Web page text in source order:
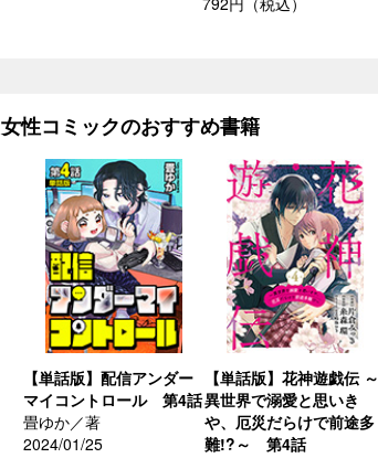
女性コミックのおすすめ書籍
【単話版】配信アンダー
マイコントロール 第4話
畳ゆか／著
2024/01/25
【単話版】花神遊戯伝 ～
異世界で溺愛と思いき
や、厄災だらけで前途多
難!?～ 第4話